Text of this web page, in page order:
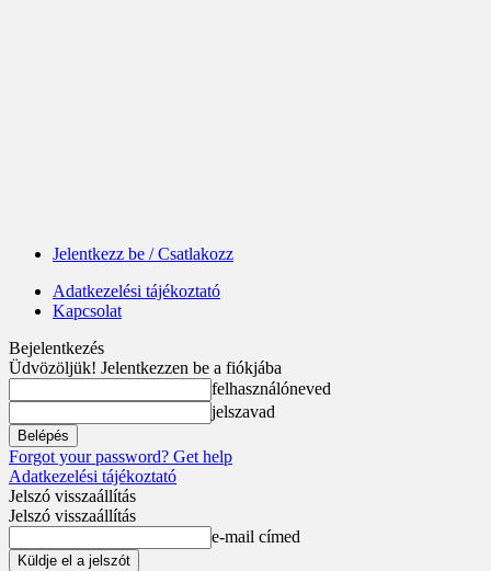
Jelentkezz be / Csatlakozz
Adatkezelési tájékoztató
Kapcsolat
Bejelentkezés
Üdvözöljük! Jelentkezzen be a fiókjába
felhasználóneved
jelszavad
Forgot your password? Get help
Adatkezelési tájékoztató
Jelszó visszaállítás
Jelszó visszaállítás
e-mail címed